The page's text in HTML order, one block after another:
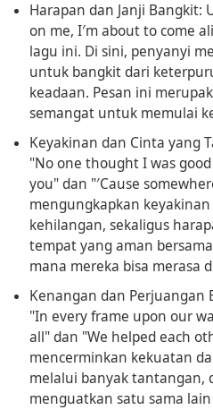
Harapan dan Janji Bangkit:
on me, I′m about to come
lagu ini. Di sini, penyanyi
untuk bangkit dari
keadaan. Pesan ini
semangat untuk memulai
Keyakinan dan Cinta yang
"No one thought I was
you" dan "′Cause
mengungkapkan
kehilangan, sekaligus
tempat yang aman
mana mereka bisa merasa
Kenangan dan Perjuangan
"In every frame upon our
all" dan "We helped each
mencerminkan kekuatan
melalui banyak tantangan,
menguatkan satu sama